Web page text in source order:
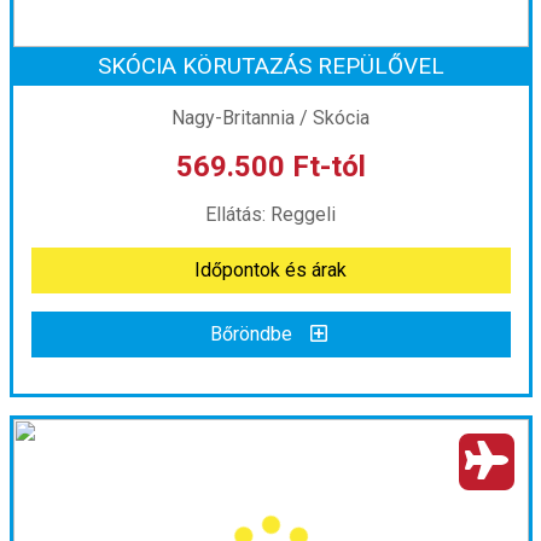
Időpont: 2026-12-05 | 3 éj
már 447.000 Ft-tól
Időpontok és árak
Bőröndbe
SKÓCIA KÖRUTAZÁS REPÜLŐVEL
Nagy-Britannia / Skócia
569.500 Ft-tól
Ellátás: Reggeli
Időpontok és árak
Bőröndbe
SKÓCIA KÖRUTAZÁS REPÜLŐVEL
Város: Edinburgh